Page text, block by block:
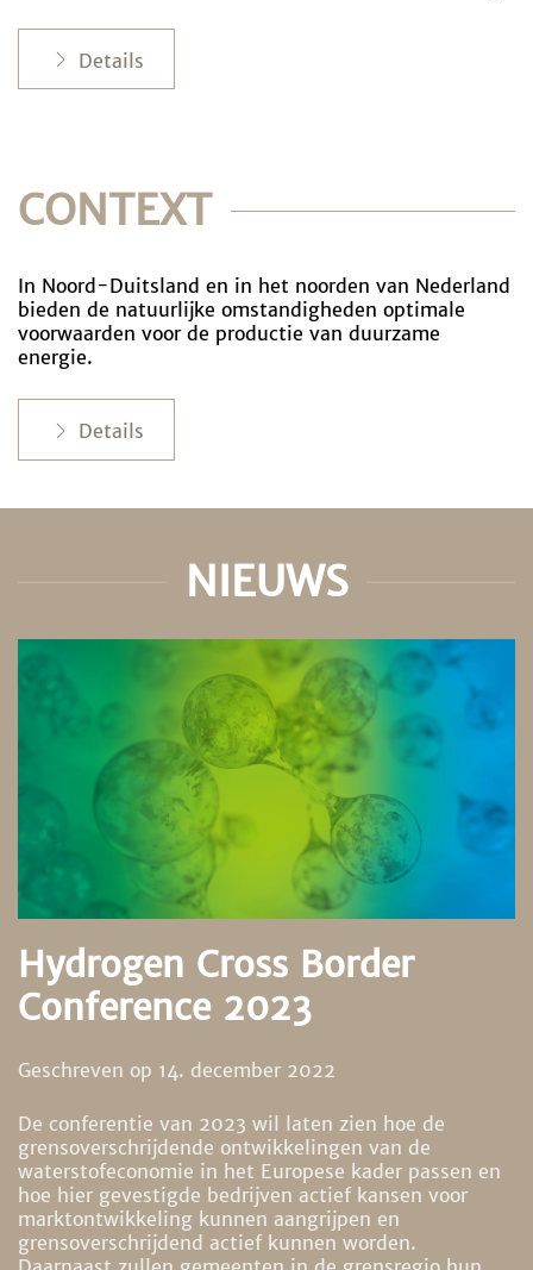
Details
CONTEXT
In Noord-Duitsland en in het noorden van Nederland
bieden de natuurlijke omstandigheden optimale
voorwaarden voor de productie van duurzame
energie.
Details
NIEUWS
Hydrogen Cross Border
Conference 2023
Geschreven op 14. december 2022
De conferentie van 2023 wil laten zien hoe de
grensoverschrijdende ontwikkelingen van de
waterstofeconomie in het Europese kader passen en
hoe hier gevestigde bedrijven actief kansen voor
marktontwikkeling kunnen aangrijpen en
grensoverschrijdend actief kunnen worden.